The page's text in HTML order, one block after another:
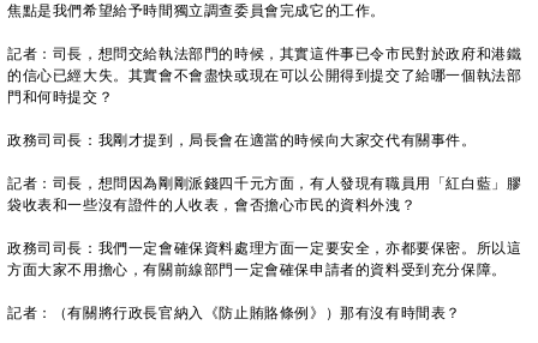
焦點是我們希望給予時間獨立調查委員會完成它的工作。
記者：司長，想問交給執法部門的時候，其實這件事已令市民對於政府和港鐵
的信心已經大失。其實會不會盡快或現在可以公開得到提交了給哪一個執法部
門和何時提交？
政務司司長：我剛才提到，局長會在適當的時候向大家交代有關事件。
記者：司長，想問因為剛剛派錢四千元方面，有人發現有職員用「紅白藍」膠
袋收表和一些沒有證件的人收表，會否擔心市民的資料外洩？
政務司司長：我們一定會確保資料處理方面一定要安全，亦都要保密。所以這
方面大家不用擔心，有關前線部門一定會確保申請者的資料受到充分保障。
記者：（有關將行政長官納入《防止賄賂條例》）那有沒有時間表？